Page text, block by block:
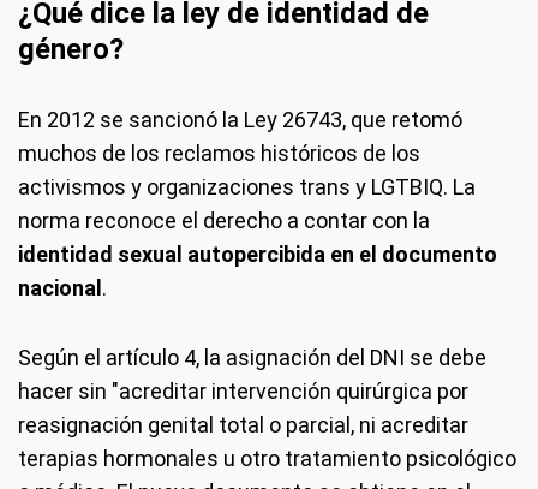
¿Qué dice la ley de identidad de
género?
En 2012 se sancionó la Ley 26743, que retomó
muchos de los reclamos históricos de los
activismos y organizaciones trans y LGTBIQ. La
norma reconoce el derecho a contar con la
identidad sexual autopercibida en el documento
nacional.
Según el artículo 4, la asignación del DNI se debe
hacer sin "acreditar intervención quirúrgica por
reasignación genital total o parcial, ni acreditar
terapias hormonales u otro tratamiento psicológico